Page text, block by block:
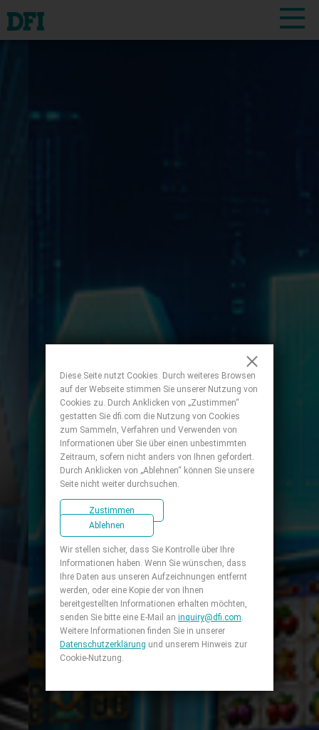
Diese Seite nutzt Cookies. Durch weiteres Browsen
auf der Webseite stimmen Sie unserer Nutzung von
Cookies zu. Durch Anklicken von „Zustimmen“
gestatten Sie dfi.com die Nutzung von Cookies
zum Sammeln, Verfahren und Verwenden von
Informationen über Sie über einen unbestimmten
Zeitraum, sofern nicht anders von Ihnen gefordert.
Durch Anklicken von „Ablehnen“ können Sie unsere
Seite nicht weiter durchsuchen.
Zustimmen
Ablehnen
Wir stellen sicher, dass Sie Kontrolle über Ihre
Informationen haben. Wenn Sie wünschen, dass
Ihre Daten aus unseren Aufzeichnungen entfernt
werden, oder eine Kopie der von Ihnen
bereitgestellten Informationen erhalten möchten,
senden Sie bitte eine E-Mail an inquiry@dfi.com
Weitere Informationen finden Sie in unserer
Datenschutzerklärung und unserem Hinweis zur
Cookie-Nutzung.